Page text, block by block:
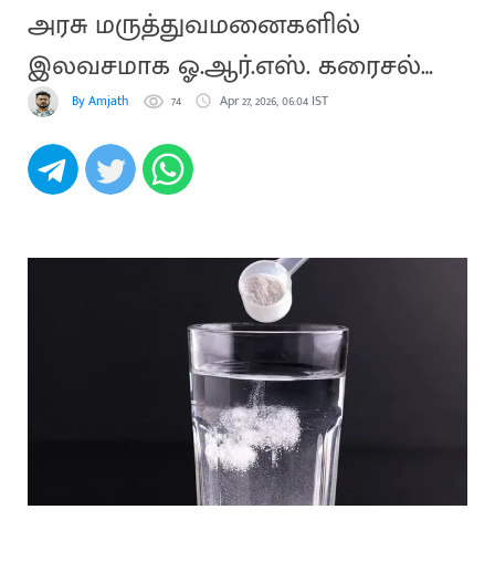
அரசு மருத்துவமனைகளில்
இலவசமாக ஓ.ஆர்.எஸ். கரைசல்
வழங்க உத்தரவு!
By Amjath 74 Apr 27, 2026, 06:04 IST